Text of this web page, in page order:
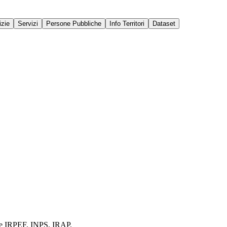
Servizi Persone Pubbliche Info Territori Dataset
IRPEF, INPS, IRAP.